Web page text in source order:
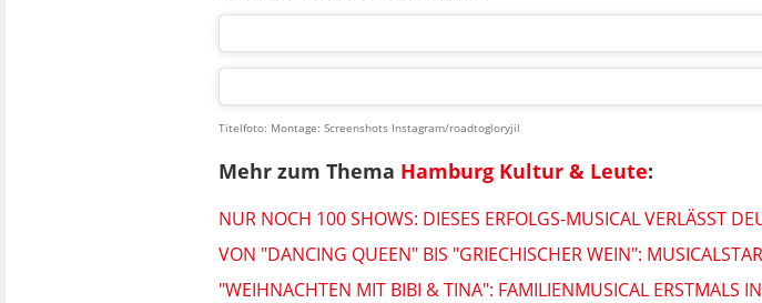
Titelfoto: Montage: Screenshots Instagram/roadtogloryjil
Mehr zum Thema Hamburg Kultur & Leute:
NUR NOCH 100 SHOWS: DIESES ERFOLGS-MUSICAL VERLÄSST
VON "DANCING QUEEN" BIS "GRIECHISCHER WEIN":
"WEIHNACHTEN MIT BIBI & TINA": FAMILIENMUSICAL ERSTMALS